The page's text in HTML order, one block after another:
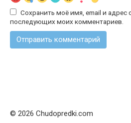
Сохранить моё имя, email и адрес
последующих моих комментариев.
© 2026 Chudopredki.com